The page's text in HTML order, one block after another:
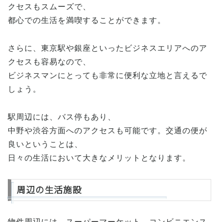
クセスもスムーズで、
都心での生活を満喫することができます。
さらに、東京駅や銀座といったビジネスエリアへのア
クセスも容易なので、
ビジネスマンにとっても非常に便利な立地と言えるで
しょう。
駅周辺には、バス停もあり、
中野や渋谷方面へのアクセスも可能です。交通の便が
良いということは、
日々の生活において大きなメリットとなります。
周辺の生活施設